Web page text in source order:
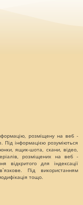
розміщену на веб -
Під інформацією розуміються
ящик-шота, скани, відео,
розміщених на веб -
відкритого для індексації
Під використанням
тощо.